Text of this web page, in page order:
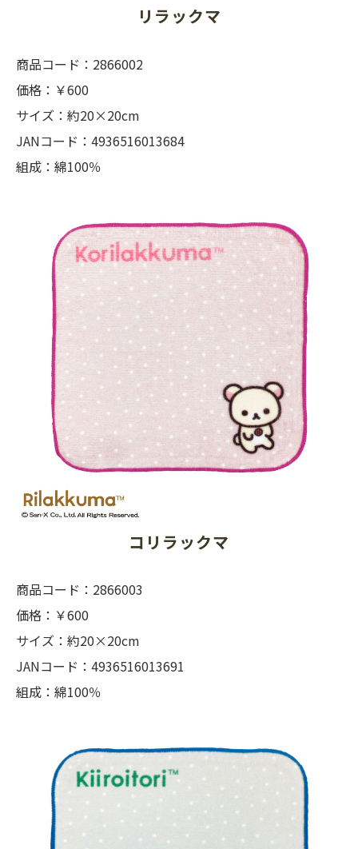
リラックマ
商品コード：2866002
価格：￥600
サイズ：約20×20cm
JANコード：4936516013684
組成：綿100％
コリラックマ
商品コード：2866003
価格：￥600
サイズ：約20×20cm
JANコード：4936516013691
組成：綿100％